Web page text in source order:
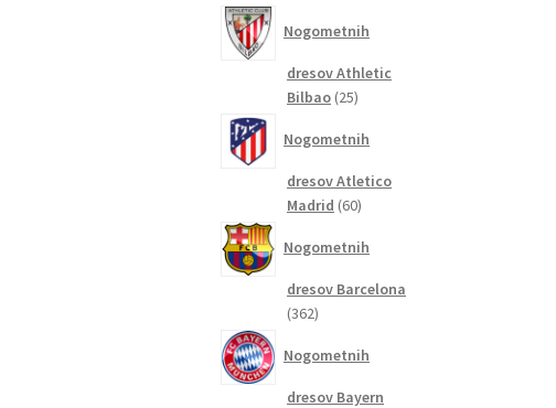
Nogometnih
dresov Athletic
Bilbao 2525
Nogometnih
dresov Atletico
Madrid 6060
Nogometnih
dresov Barcelona
362362
Nogometnih
dresov Bayern